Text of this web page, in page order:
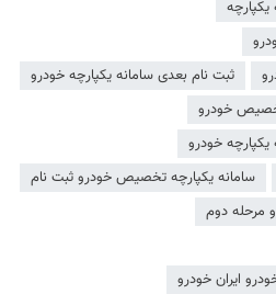
ثبت نام بعدی سامانه یکپارچه خودرو
خودرو
خودرو
سامانه یکپارچه تخصیص خودرو ثبت نام
مرحله دوم
ایران خودرو